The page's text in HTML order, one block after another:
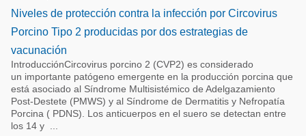
Niveles de protección contra la infección por Circovirus
Porcino Tipo 2 producidas por dos estrategias de
vacunación
IntroducciónCircovirus porcino 2 (CVP2) es considerado
un importante patógeno emergente en la producción porcina que
está asociado al Síndrome Multisistémico de Adelgazamiento
Post-Destete (PMWS) y al Síndrome de Dermatitis y Nefropatía
Porcina ( PDNS). Los anticuerpos en el suero se detectan entre
los 14 y ...